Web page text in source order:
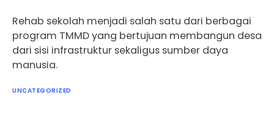
Rehab sekolah menjadi salah satu dari berbagai
program TMMD yang bertujuan membangun desa
dari sisi infrastruktur sekaligus sumber daya
manusia.
UNCATEGORIZED